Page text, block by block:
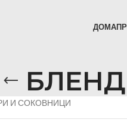
ДОМА
И СОКОВНИЦИ